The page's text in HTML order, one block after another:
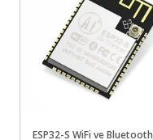
ESP32-S WiFi ve Bluetooth